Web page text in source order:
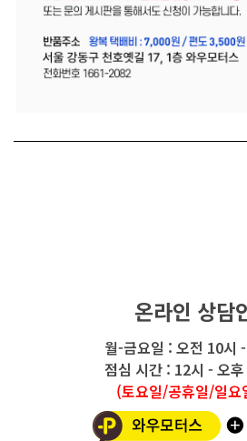
온라인 상담
월-금요일 : 오전 10시
점심 시간 : 12시 - 오
(토요일/공휴일/일요